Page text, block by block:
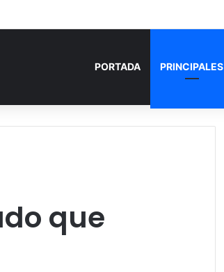
homicidio de cubana en Cancún
PORTADA PRINCIPALES
que